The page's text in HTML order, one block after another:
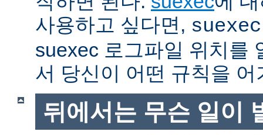
사용하고 싶다면,
suexec 로그파일 위치를
서 당신이 어떤 규칙을
뒤에서는 무슨 일이